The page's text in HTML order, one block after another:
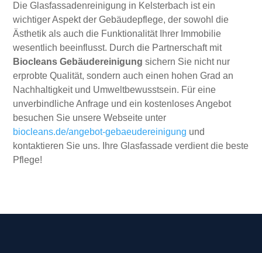
Die Glasfassadenreinigung in Kelsterbach ist ein
wichtiger Aspekt der Gebäudepflege, der sowohl die
Ästhetik als auch die Funktionalität Ihrer Immobilie
wesentlich beeinflusst. Durch die Partnerschaft mit
Biocleans Gebäudereinigung sichern Sie nicht nur
erprobte Qualität, sondern auch einen hohen Grad an
Nachhaltigkeit und Umweltbewusstsein. Für eine
unverbindliche Anfrage und ein kostenloses Angebot
besuchen Sie unsere Webseite unter
biocleans.de/angebot-gebaeudereinigung und
kontaktieren Sie uns. Ihre Glasfassade verdient die beste
Pflege!